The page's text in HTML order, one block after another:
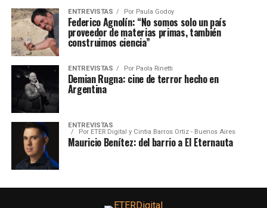
ENTREVISTAS Por Paula Godoy
Federico Agnolín: “No somos solo un país
proveedor de materias primas, también
construimos ciencia”
ENTREVISTAS Por Paola Rinetti
Demian Rugna: cine de terror hecho en
Argentina
ENTREVISTAS
Por ETER Digital y Cintia Barros Ortiz - Buenos Aires
Mauricio Benítez: del barrio a El Eternauta